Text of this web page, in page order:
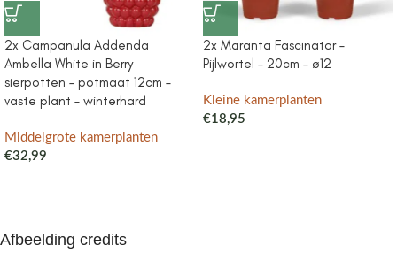
2x Campanula Addenda
Ambella White in Berry
sierpotten – potmaat 12cm –
vaste plant – winterhard
Middelgrote kamerplanten
€32,99
2x Maranta Fascinator –
Pijlwortel – 20cm – ø12
Kleine kamerplanten
€18,95
Afbeelding credits